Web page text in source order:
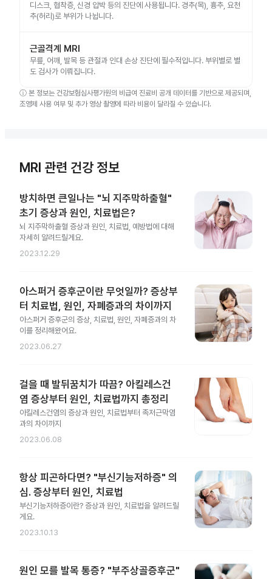
디스크, 협착증, 신경 압박 등의 진단에 사용됩니다. 경추(목), 흉추, 요천
추(허리)로 부위가 나뉩니다.
근골격계 MRI
무릎, 어깨, 발목 등 관절과 인대 손상 진단에 필수적입니다. 부위별로 별
도 검사가 이뤄집니다.
ⓘ 본 정보는 건강보험심사평가원의 비급여 진료비 공개 데이터를 기반으로 제공되며,
조영제 사용 여부 및 추가 영상 촬영에 따라 비용이 달라질 수 있습니다.
MRI 관련 건강 정보
방치하면 큰일나는 "뇌 지주막하출혈"
초기 증상과 원인, 치료법은?
뇌 지주막하출혈 증상과 원인, 치료법, 예방법에 대해
자세히 알려드릴게요.
2023.12.29
아스퍼거 증후군이란 무엇일까? 증상부
터 치료법, 원인, 자폐증과의 차이까지
아스퍼거 증후군의 증상, 치료법, 원인, 자폐증과의 차
이를 정리해왔어요.
2023.06.27
걸을 때 발뒤꿈치가 따끔? 아킬레스건
염 증상부터 원인, 치료법까지 총정리
아킬레스건염의 증상과 원인, 치료법부터 족저근막염
과의 차이까지
2023.06.08
항상 피곤하다면? "부신기능저하증" 의
심. 증상부터 원인, 치료법
부신기능저하증이란? 증상과 원인, 치료법을 알려드릴
게요.
2023.10.13
원인 모를 발목 통증? "부주상골증후군"